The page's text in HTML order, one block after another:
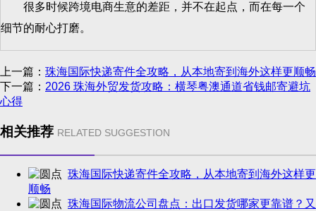
很多时候跨境电商生意的差距，并不在起点，而在每一个
细节的耐心打磨。
上一篇： 珠海国际快递寄件全攻略，从本地寄到海外这样更顺畅
下一篇： 2026 珠海外贸发货攻略：横琴粤澳通道省钱邮寄避坑
心得
相关推荐 RELATED SUGGESTION
珠海国际快递寄件全攻略，从本地寄到海外这样更
顺畅
珠海国际物流公司盘点：出口发货哪家更靠谱？又